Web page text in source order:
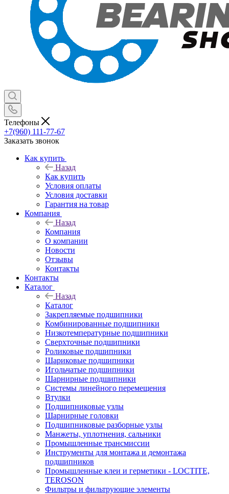
Телефоны
+7(960) 111-77-67
Заказать звонок
Как купить
Назад
Как купить
Условия оплаты
Условия доставки
Гарантия на товар
Компания
Назад
Компания
О компании
Новости
Отзывы
Контакты
Контакты
Каталог
Назад
Каталог
Закрепляемые подшипники
Комбинированные подшипники
Низкотемпературные подшипники
Сверхточные подшипники
Роликовые подшипники
Шариковые подшипники
Игольчатые подшипники
Шарнирные подшипники
Системы линейного перемещения
Втулки
Подшипниковые узлы
Шарнирные головки
Подшипниковые разборные узлы
Манжеты, уплотнения, сальники
Промышленные трансмиссии
Инструменты для монтажа и демонтажа
подшипников
Промышленные клеи и герметики - LOCTITE,
TEROSON
Фильтры и фильтрующие элементы